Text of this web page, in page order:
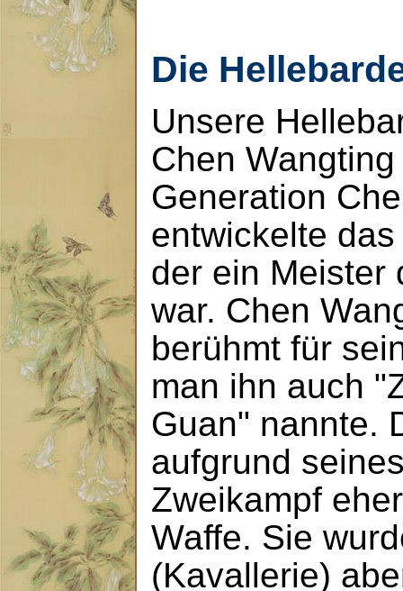
Die
Unsere
Chen
Generation
entwickelte
der ein Meister
war. Chen
berühmt für
man ihn auch
Guan" nannte.
aufgrund
Zweikampf
Waffe. Sie
(Kavallerie)